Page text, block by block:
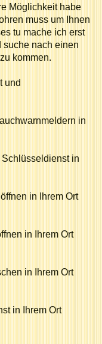
Möglichkeit habe
muss um Ihnen
tu mache ich erst
suche nach einen
kommen.
und
in
in
in Ihrem Ort
in Ihrem Ort
in Ihrem Ort
in Ihrem Ort